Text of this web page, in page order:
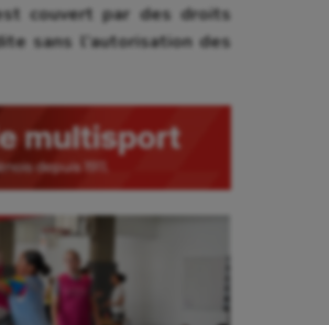
couvert par des droits
sans l’autorisation des